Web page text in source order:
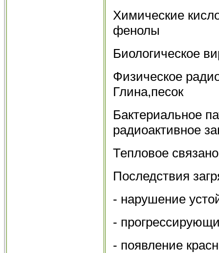
Химические
фенолы
Биологическое
Физическое
Глина,песок
Бактериальное
радиоактивное
Тепловое
Последствия
- нарушение
-
- появление